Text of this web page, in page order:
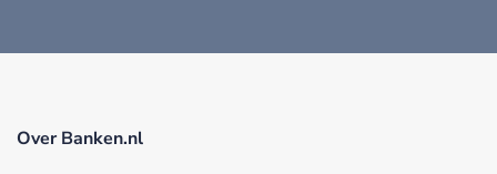
Over Banken.nl